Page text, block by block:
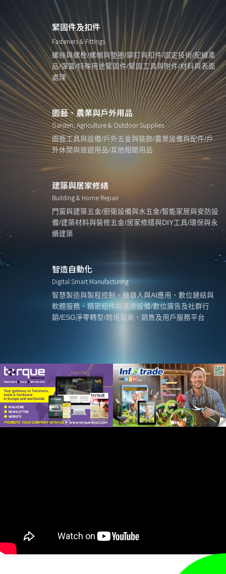
緊固件及扣件
Fasteners & Fittings
螺絲與螺栓/螺帽與墊圈/鉚釘與扣件/固定技術/配線產
品/彈簧/特殊用途緊固件/緊固工具與附件/材料與表面
處理
園藝、農業與戶外用品
Garden, Agriculture & Outdoor Supplies
園藝工具與設備/戶外五金與裝飾/農業設備與配件/戶
外休閒與旅遊用品/其他相關用品
建築與居家修繕
Building & Home Repair
門窗與建築五金/廚衛設備與水五金/智能家居與安防設
備/建築材料與裝修五金/居家修繕與DIY工具/環保與永
續建築
智造自動化
Digital Smart Manufacturing
智慧製造與製程控制、機器人與AI應用、數位鏈結與
軟體服務、精密組件與廠房設備/數位廣告及社群行
銷/ESG淨零轉型/跨境電商、銷售及用戶服務平台